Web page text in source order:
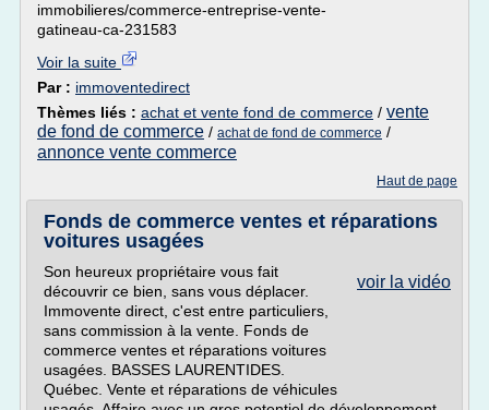
immobilieres/commerce-entreprise-vente-
gatineau-ca-231583
Voir la suite
Par : immoventedirect
Thèmes liés : achat et vente fond de commerce / vente
de fond de commerce / achat de fond de commerce /
annonce vente commerce
Haut de page
Fonds de commerce ventes et réparations
voitures usagées
voir la vidéo
Son heureux propriétaire vous fait
découvrir ce bien, sans vous déplacer.
Immovente direct, c'est entre particuliers,
sans commission à la vente. Fonds de
commerce ventes et réparations voitures
usagées. BASSES LAURENTIDES.
Québec. Vente et réparations de véhicules